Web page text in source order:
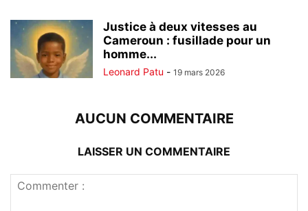
Justice à deux vitesses au
Cameroun : fusillade pour un
homme...
Leonard Patu - 19 mars 2026
AUCUN COMMENTAIRE
LAISSER UN COMMENTAIRE